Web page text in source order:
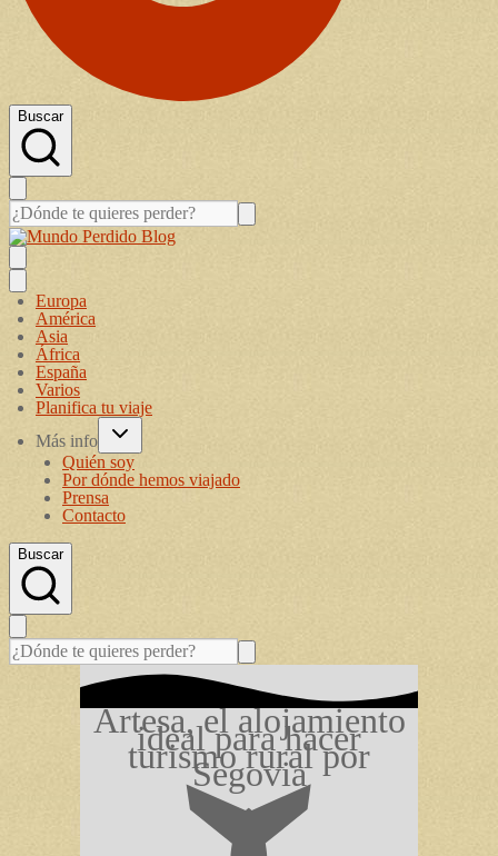
Buscar
Europa
América
Asia
África
España
Varios
Planifica tu viaje
Más info
Quién soy
Por dónde hemos viajado
Prensa
Contacto
Buscar
Artesa, el alojamiento
ideal para hacer
turismo rural por
Segovia